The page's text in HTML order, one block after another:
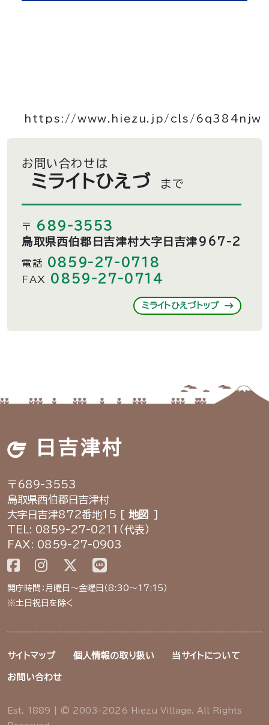
https://www.hiezu.jp/cls/6q384njw
お問い合わせは
ミライトひえづ まで
〒 689-3553
鳥取県西伯郡日吉津村大字日吉津967-2
電話 0859-27-0718
FAX 0859-27-0714
ミライトひえづトップ
日吉津村
〒689-3553
鳥取県西伯郡日吉津村
大字日吉津872番地15 [ 地図
]
TEL: 0859-27-0211（代表）
FAX: 0859-27-0903
開庁時間：月曜日～金曜日（8:30～17:15）
※土日祝日を除く
サイトマップ 個人情報の取り扱い 当サイトについて
お問い合わせ
Est. 1889 | © 2003-2026 Hiezu Village. All Rights